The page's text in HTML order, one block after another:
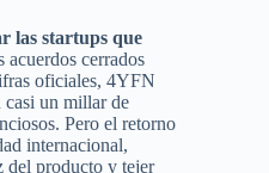
las startups que
acuerdos cerrados
oficiales, 4YFN
casi un millar de
Pero el retorno
internacional,
del producto y tejer